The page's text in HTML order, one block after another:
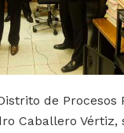
de Procesos
Caballero Vértiz,